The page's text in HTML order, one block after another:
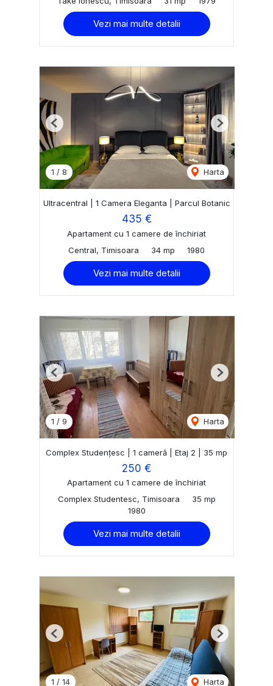
Vezi mai multe detalii
1 / 8 Harta
Previous Next
Ultracentral | 1 Camera Eleganta | Parcul Botanic
435 €
Apartament cu 1 camere de închiriat
Central, Timisoara
34 mp 1980
Vezi mai multe detalii
1 / 9 Harta
Previous Next
Complex Studențesc | 1 cameră | Etaj 2 | 35 mp
250 €
Apartament cu 1 camere de închiriat
Complex Studentesc, Timisoara
35 mp
1980
Vezi mai multe detalii
1 / 14 Harta
Previous Next